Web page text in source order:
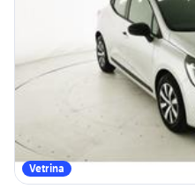
Vetrina